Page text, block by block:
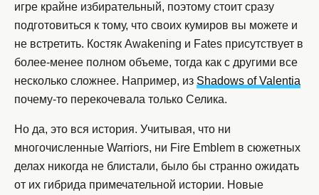
игре крайне избирательный, поэтому стоит сразу
подготовиться к тому, что своих кумиров вы можете и
не встретить. Костяк Awakening и Fates присутствует в
более-менее полном объеме, тогда как с другими все
несколько сложнее. Например, из Shadows of Valentia
почему-то перекочевала только Селика.
Но да, это вся история. Учитывая, что ни
многочисленные Warriors, ни Fire Emblem в сюжетных
делах никогда не блистали, было бы странно ожидать
от их гибрида примечательной истории. Новые